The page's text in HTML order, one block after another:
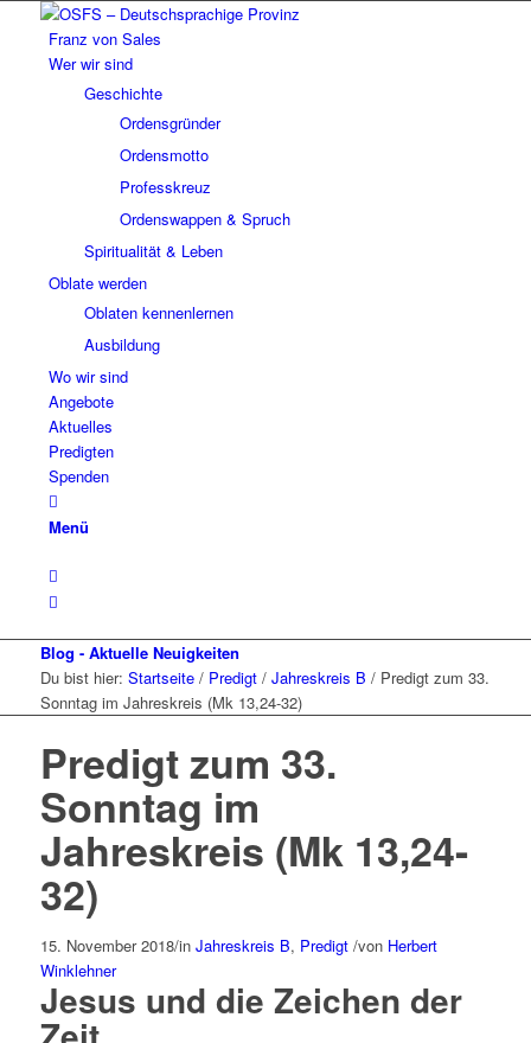
Franz von Sales
Wer wir sind
Geschichte
Ordensgründer
Ordensmotto
Professkreuz
Ordenswappen & Spruch
Spiritualität & Leben
Oblate werden
Oblaten kennenlernen
Ausbildung
Wo wir sind
Angebote
Aktuelles
Predigten
Spenden
Menü
Blog - Aktuelle Neuigkeiten
Du bist hier: Startseite / Predigt / Jahreskreis B / Predigt zum 33.
Sonntag im Jahreskreis (Mk 13,24-32)
Predigt zum 33.
Sonntag im
Jahreskreis (Mk 13,24-
32)
15. November 2018/in Jahreskreis B, Predigt /von Herbert
Winklehner
Jesus und die Zeichen der